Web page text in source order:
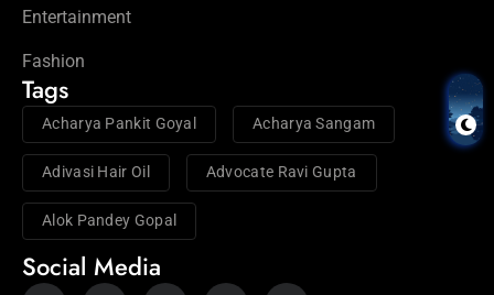
Entertainment
Fashion
Tags
Acharya Pankit Goyal Acharya Sangam
Adivasi Hair Oil Advocate Ravi Gupta
Alok Pandey Gopal
Social Media